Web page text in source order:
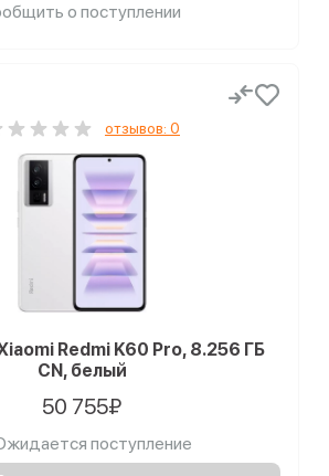
о поступлении
отзывов: 0
Redmi K60 Pro, 8.256 ГБ
CN, белый
50 755₽
поступление